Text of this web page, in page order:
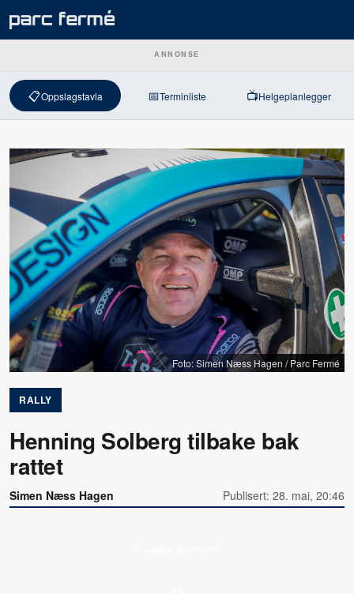
ANNONSE
📋Oppslagstavla 📅Terminliste 📺Helgeplanlegger
Foto: Simen Næss Hagen / Parc Fermé
RALLY
Henning Solberg tilbake bak
rattet
Simen Næss Hagen Publisert: 28. mai, 20:46